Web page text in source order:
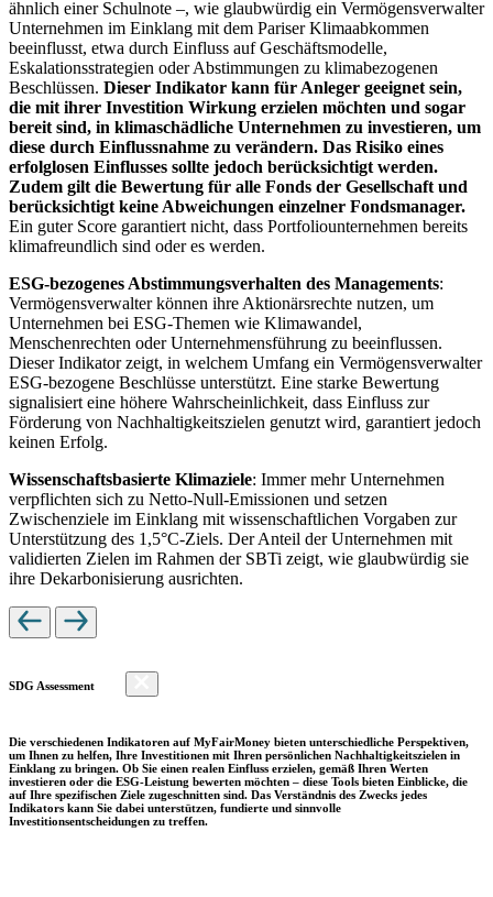
ähnlich einer Schulnote –, wie glaubwürdig ein Vermögensverwalter
Unternehmen im Einklang mit dem Pariser Klimaabkommen
beeinflusst, etwa durch Einfluss auf Geschäftsmodelle,
Eskalationsstrategien oder Abstimmungen zu klimabezogenen
Beschlüssen. Dieser Indikator kann für Anleger geeignet sein,
die mit ihrer Investition Wirkung erzielen möchten und sogar
bereit sind, in klimaschädliche Unternehmen zu investieren, um
diese durch Einflussnahme zu verändern. Das Risiko eines
erfolglosen Einflusses sollte jedoch berücksichtigt werden.
Zudem gilt die Bewertung für alle Fonds der Gesellschaft und
berücksichtigt keine Abweichungen einzelner Fondsmanager.
Ein guter Score garantiert nicht, dass Portfoliounternehmen bereits
klimafreundlich sind oder es werden.
ESG-bezogenes Abstimmungsverhalten des Managements:
Vermögensverwalter können ihre Aktionärsrechte nutzen, um
Unternehmen bei ESG-Themen wie Klimawandel,
Menschenrechten oder Unternehmensführung zu beeinflussen.
Dieser Indikator zeigt, in welchem Umfang ein Vermögensverwalter
ESG-bezogene Beschlüsse unterstützt. Eine starke Bewertung
signalisiert eine höhere Wahrscheinlichkeit, dass Einfluss zur
Förderung von Nachhaltigkeitszielen genutzt wird, garantiert jedoch
keinen Erfolg.
Wissenschaftsbasierte Klimaziele: Immer mehr Unternehmen
verpflichten sich zu Netto-Null-Emissionen und setzen
Zwischenziele im Einklang mit wissenschaftlichen Vorgaben zur
Unterstützung des 1,5°C-Ziels. Der Anteil der Unternehmen mit
validierten Zielen im Rahmen der SBTi zeigt, wie glaubwürdig sie
ihre Dekarbonisierung ausrichten.
SDG Assessment
Die verschiedenen Indikatoren auf MyFairMoney bieten unterschiedliche Perspektiven,
um Ihnen zu helfen, Ihre Investitionen mit Ihren persönlichen Nachhaltigkeitszielen in
Einklang zu bringen. Ob Sie einen realen Einfluss erzielen, gemäß Ihren Werten
investieren oder die ESG-Leistung bewerten möchten – diese Tools bieten Einblicke, die
auf Ihre spezifischen Ziele zugeschnitten sind. Das Verständnis des Zwecks jedes
Indikators kann Sie dabei unterstützen, fundierte und sinnvolle
Investitionsentscheidungen zu treffen.